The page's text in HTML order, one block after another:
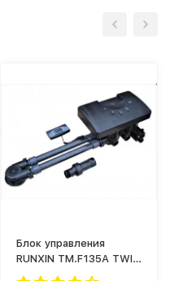
Блок управления
RUNXIN TM.F135A TWIN
- умягчение, до 10 м3/